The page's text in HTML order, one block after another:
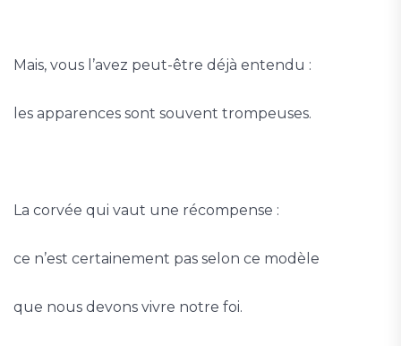
Mais, vous l’avez peut-être déjà entendu :
les apparences sont souvent trompeuses.
La corvée qui vaut une récompense :
ce n’est certainement pas selon ce modèle
que nous devons vivre notre foi.